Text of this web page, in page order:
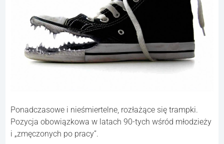
Ponadczasowe i nieśmiertelne, rozłażące się trampki.
Pozycja obowiązkowa w latach 90-tych wśród młodzieży
i „zmęczonych po pracy”.